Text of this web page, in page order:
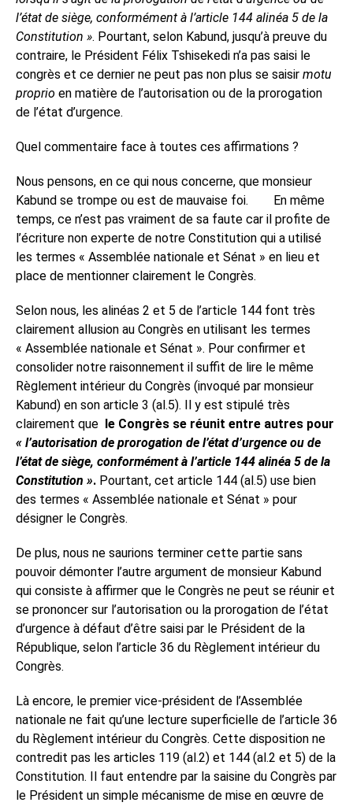
l’état de siège, conformément à l’article 144 alinéa 5 de la
Constitution ». Pourtant, selon Kabund, jusqu’à preuve du
contraire, le Président Félix Tshisekedi n’a pas saisi le
congrès et ce dernier ne peut pas non plus se saisir motu
proprio en matière de l’autorisation ou de la prorogation
de l’état d’urgence.
Quel commentaire face à toutes ces affirmations ?
Nous pensons, en ce qui nous concerne, que monsieur
Kabund se trompe ou est de mauvaise foi.
En même
temps, ce n’est pas vraiment de sa faute car il profite de
l’écriture non experte de notre Constitution qui a utilisé
les termes « Assemblée nationale et Sénat » en lieu et
place de mentionner clairement le Congrès.
Selon nous, les alinéas 2 et 5 de l’article 144 font très
clairement allusion au Congrès en utilisant les termes
« Assemblée nationale et Sénat ». Pour confirmer et
consolider notre raisonnement il suffit de lire le même
Règlement intérieur du Congrès (invoqué par monsieur
Kabund) en son article 3 (al.5). Il y est stipulé très
clairement que
le Congrès se réunit entre autres pour
« l’autorisation de prorogation de l’état d’urgence ou de
l’état de siège, conformément à l’article 144 alinéa 5 de la
Constitution ». Pourtant, cet article 144 (al.5) use bien
des termes « Assemblée nationale et Sénat » pour
désigner le Congrès.
De plus, nous ne saurions terminer cette partie sans
pouvoir démonter l’autre argument de monsieur Kabund
qui consiste à affirmer que le Congrès ne peut se réunir et
se prononcer sur l’autorisation ou la prorogation de l’état
d’urgence à défaut d’être saisi par le Président de la
République, selon l’article 36 du Règlement intérieur du
Congrès.
Là encore, le premier vice-président de l’Assemblée
nationale ne fait qu’une lecture superficielle de l’article 36
du Règlement intérieur du Congrès. Cette disposition ne
contredit pas les articles 119 (al.2) et 144 (al.2 et 5) de la
Constitution. Il faut entendre par la saisine du Congrès par
le Président un simple mécanisme de mise en œuvre de